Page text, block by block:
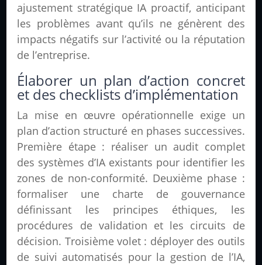
ajustement stratégique IA proactif, anticipant
les problèmes avant qu’ils ne génèrent des
impacts négatifs sur l’activité ou la réputation
de l’entreprise.
Élaborer un plan d’action concret
et des checklists d’implémentation
La mise en œuvre opérationnelle exige un
plan d’action structuré en phases successives.
Première étape : réaliser un audit complet
des systèmes d’IA existants pour identifier les
zones de non-conformité. Deuxième phase :
formaliser une charte de gouvernance
définissant les principes éthiques, les
procédures de validation et les circuits de
décision. Troisième volet : déployer des outils
de suivi automatisés pour la gestion de l’IA,